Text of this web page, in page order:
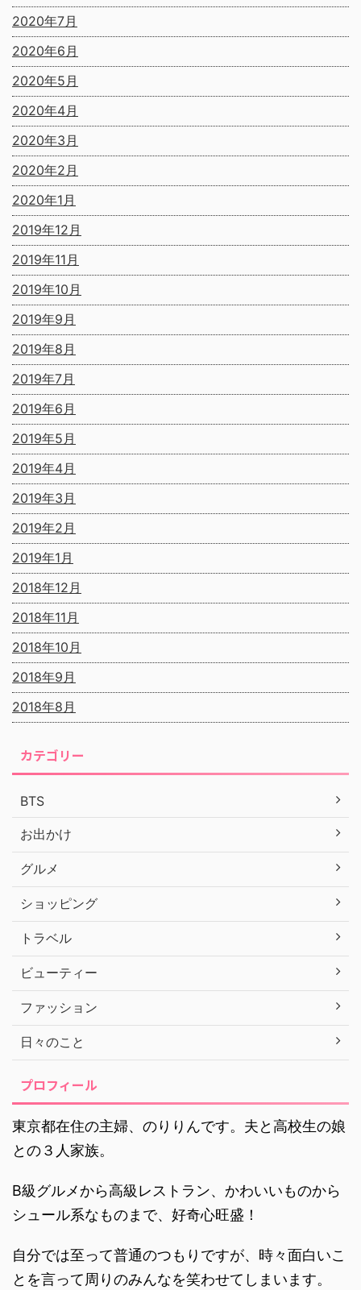
2020年7月
2020年6月
2020年5月
2020年4月
2020年3月
2020年2月
2020年1月
2019年12月
2019年11月
2019年10月
2019年9月
2019年8月
2019年7月
2019年6月
2019年5月
2019年4月
2019年3月
2019年2月
2019年1月
2018年12月
2018年11月
2018年10月
2018年9月
2018年8月
カテゴリー
BTS
お出かけ
グルメ
ショッピング
トラベル
ビューティー
ファッション
日々のこと
プロフィール
東京都在住の主婦、のりりんです。夫と高校生の娘
との３人家族。
B級グルメから高級レストラン、かわいいものから
シュール系なものまで、好奇心旺盛！
自分では至って普通のつもりですが、時々面白いこ
とを言って周りのみんなを笑わせてしまいます。